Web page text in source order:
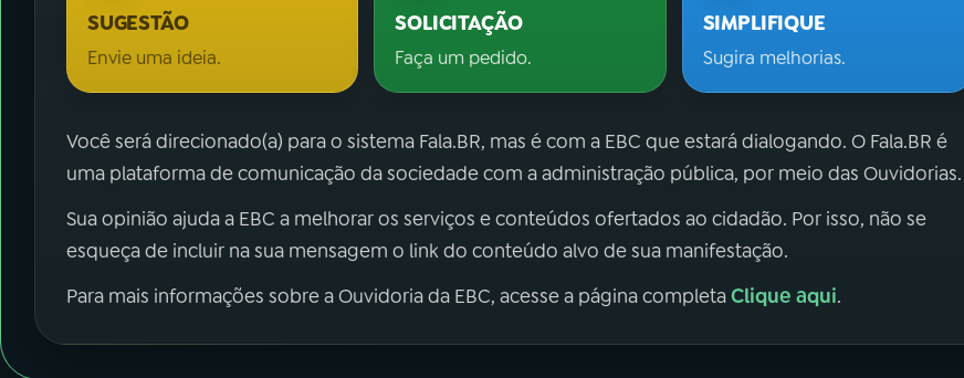
SUGESTÃO
Envie uma ideia.
SOLICITAÇÃO
Faça um pedido.
SIMPLIFIQUE
Sugira melhorias.
Você será direcionado(a) para o sistema Fala.BR, mas é com a EBC que estará dialogando. O Fala.BR é
uma plataforma de comunicação da sociedade com a administração pública, por meio das Ouvidorias.
Sua opinião ajuda a EBC a melhorar os serviços e conteúdos ofertados ao cidadão. Por isso, não se
esqueça de incluir na sua mensagem o link do conteúdo alvo de sua manifestação.
Para mais informações sobre a Ouvidoria da EBC, acesse a página completaClique aqui.